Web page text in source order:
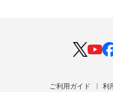
ご利用ガイド 利